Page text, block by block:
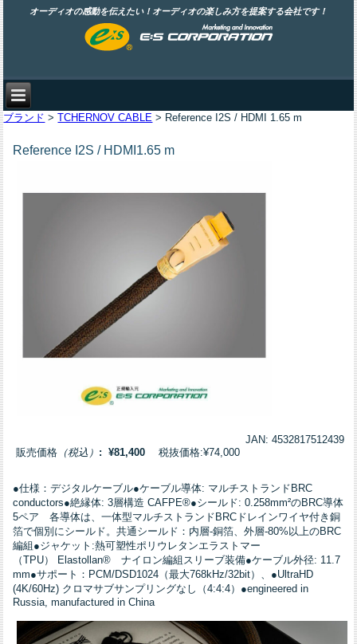
オーディオの感動を伝えたい！オーディオの楽しみ方を提案する会社です！
ブランド >TCHERNOV CABLE > Reference I2S / HDMI 1.65 m
Reference I2S / HDMI1.65 m
JAN: 4532817512439
販売価格 （税込） : ¥81,400 税抜価格:¥74,000
●仕様：デジタルケーブル●ケーブル導体: マルチストランドBRC
conductors●絶縁体: 3層構造 CAFPE®●シールド: 0.258mm²のBRC導体
5ペア 各導体は、一体型マルチストランドBRCドレインワイヤ付き銅
箔で個別にシールド。共通シールド：内層-銅箔、外層-80%以上のBRC
編組●ジャケット:熱可塑性ポリウレタンエラストマー
（TPU） Elastollan® ナイロン編組スリーブ装備●ケーブル外径: 11.7
mm●サポート：PCM/DSD1024（最大768kHz/32bit）、●UltraHD
(4K/60Hz) クロマサブサンプリングなし（4:4:4）●engineered in
Russia, manufactured in China